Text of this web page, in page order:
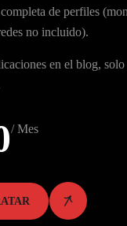
de perfiles
no incluido).
en el blog, solo
/ Mes